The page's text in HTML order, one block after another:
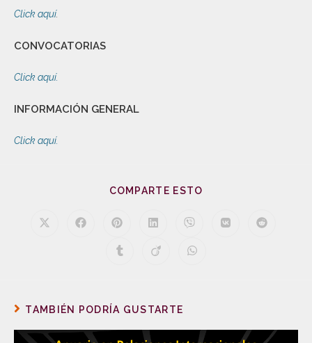
Click aquí.
CONVOCATORIAS
Click aquí.
INFORMACIÓN GENERAL
Click aquí.
COMPARTE ESTO
TAMBIÉN PODRÍA GUSTARTE